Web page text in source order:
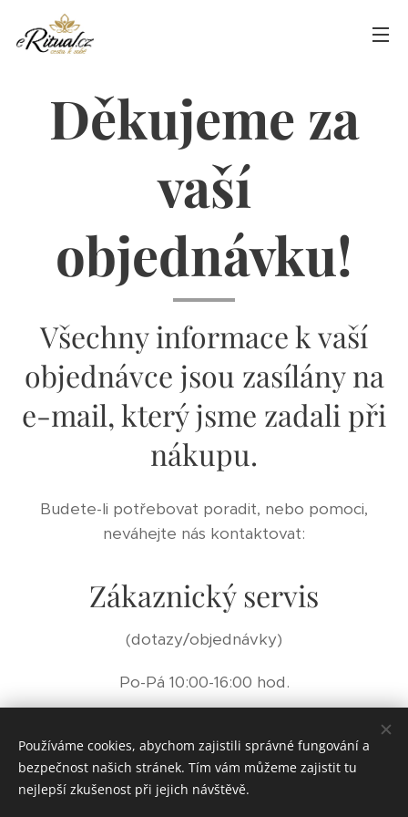
Děkujeme za
vaší
objednávku!
Všechny informace k vaší
objednávce jsou zasílány na
e-mail, který jsme zadali při
nákupu.
Budete-li potřebovat poradit, nebo pomoci,
neváhejte nás kontaktovat:
Zákaznický servis
(dotazy/objednávky)
Po-Pá 10:00-16:00 hod.
Používáme cookies, abychom zajistili správné fungování a
bezpečnost našich stránek. Tím vám můžeme zajistit tu
nejlepší zkušenost při jejich návštěvě.